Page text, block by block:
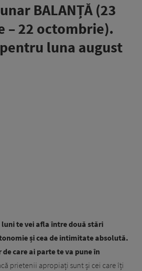
BALANȚĂ (23
– 22 octombrie).
luna august
te vei afla între două stări
și cea de intimitate absolută.
care ai parte te va pune în
prietenii apropiați sunt și cei care îți